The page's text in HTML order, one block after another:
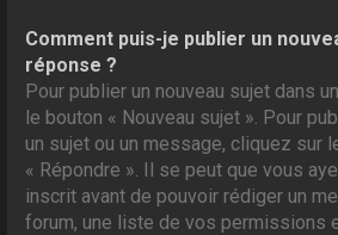
Comment puis-je publier un
réponse ?
Pour publier un nouveau sujet dans
le bouton « Nouveau sujet ». Pour
un sujet ou un message, cliquez sur
« Répondre ». Il se peut que vous
inscrit avant de pouvoir rédiger un
forum, une liste de vos permissions